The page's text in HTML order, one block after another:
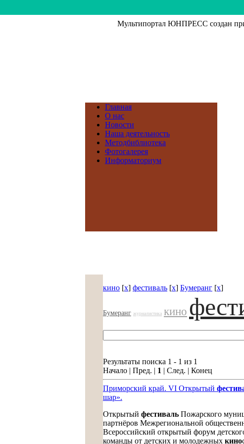
Мультипортал ЮНПРЕСС создан при
Главная
О нас
Новости
Наша деятельность
Методбиблиотека
Фотогалерея
Информаториум
кино [x] фестиваль [x] Бумеранг [x]
Бумеранг журналистика кино
Результаты поиска 1 - 1 из 1
Начало | Пред. | 1 | След. | Конец
Приморский край. VI Открытый
шар».
Открытый фестиваль Пожарского
партнёров Межрегиональной
Всероссийский открытый форум
команды от детских и молодежных кино